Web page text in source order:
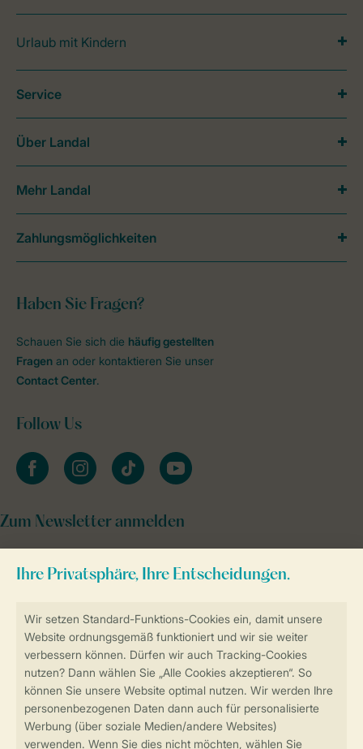
Sicher und schnell zur Online-Buchung
Sichere Datenübertragung
Sicheres Bezahlen
Urlaub mit Kindern
Haben Sie Fragen?
Schauen Sie sich die häufig gestellten
Fragen an oder kontaktieren Sie unser
Contact Center.
Follow Us
facebookinstagramtiktok youtube
Zum Newsletter anmelden
Service
Über Landal
Mehr Landal
Zahlungsmöglichkeiten